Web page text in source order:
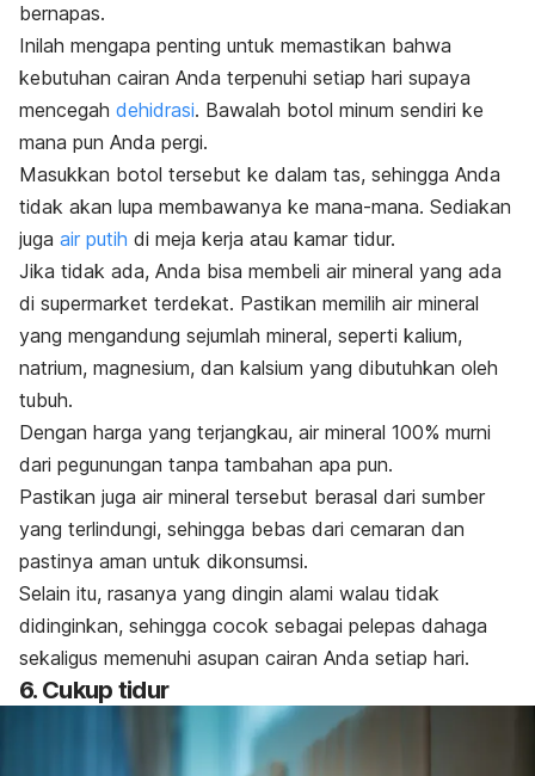
bernapas.
Inilah mengapa penting untuk memastikan bahwa
kebutuhan cairan Anda terpenuhi setiap hari supaya
mencegah dehidrasi. Bawalah botol minum sendiri ke
mana pun Anda pergi.
Masukkan botol tersebut ke dalam tas, sehingga Anda
tidak akan lupa membawanya ke mana-mana. Sediakan
juga air putih di meja kerja atau kamar tidur.
Jika tidak ada, Anda bisa membeli air mineral yang ada
di supermarket terdekat. Pastikan memilih air mineral
yang mengandung sejumlah mineral, seperti kalium,
natrium, magnesium, dan kalsium yang dibutuhkan oleh
tubuh.
Dengan harga yang terjangkau, air mineral 100% murni
dari pegunungan tanpa tambahan apa pun.
Pastikan juga air mineral tersebut berasal dari sumber
yang terlindungi, sehingga bebas dari cemaran dan
pastinya aman untuk dikonsumsi.
Selain itu, rasanya yang dingin alami walau tidak
didinginkan, sehingga cocok sebagai pelepas dahaga
sekaligus memenuhi asupan cairan Anda setiap hari.
6. Cukup tidur